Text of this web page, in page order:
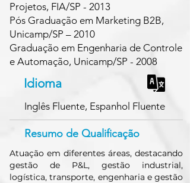
Projetos, FIA/SP - 2013
Pós Graduação em Marketing B2B,
Unicamp/SP – 2010
Graduação em Engenharia de Controle
e Automação, Unicamp/SP - 2008
Idioma
Inglês Fluente, Espanhol Fluente
Resumo de Qualificação
Atuação em diferentes áreas, destacando
gestão de P&L, gestão industrial,
logística, transporte, engenharia e gestão